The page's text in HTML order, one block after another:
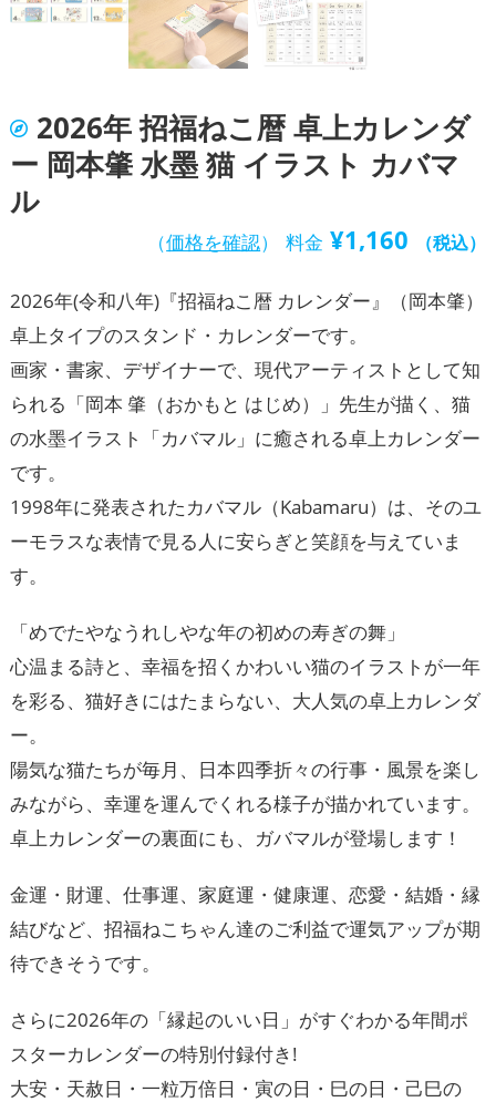
2026年 招福ねこ暦 卓上カレンダ
ー 岡本肇 水墨 猫 イラスト カバマ
ル
（価格を確認） 料金 ¥1,160 （税込）
2026年(令和八年)『招福ねこ暦 カレンダー』（岡本肇）
卓上タイプのスタンド・カレンダーです。
画家・書家、デザイナーで、現代アーティストとして知
られる「岡本 肇（おかもと はじめ）」先生が描く、猫
の水墨イラスト「カバマル」に癒される卓上カレンダー
です。
1998年に発表されたカバマル（Kabamaru）は、そのユ
ーモラスな表情で見る人に安らぎと笑顔を与えていま
す。
「めでたやなうれしやな年の初めの寿ぎの舞」
心温まる詩と、幸福を招くかわいい猫のイラストが一年
を彩る、猫好きにはたまらない、大人気の卓上カレンダ
ー。
陽気な猫たちが毎月、日本四季折々の行事・風景を楽し
みながら、幸運を運んでくれる様子が描かれています。
卓上カレンダーの裏面にも、ガバマルが登場します！
金運・財運、仕事運、家庭運・健康運、恋愛・結婚・縁
結びなど、招福ねこちゃん達のご利益で運気アップが期
待できそうです。
さらに2026年の「縁起のいい日」がすぐわかる年間ポ
スターカレンダーの特別付録付き!
大安・天赦日・一粒万倍日・寅の日・巳の日・己巳の